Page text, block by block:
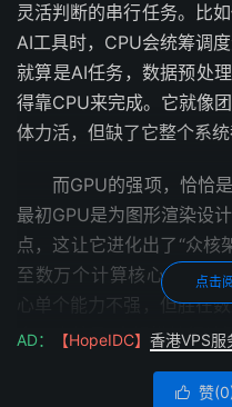
灵活判断的串行任务。比
AI工具时，CPU会统筹调
就算是AI任务，数据预处
得靠CPU来完成。它就像
体力活，但缺了它整个系统
而GPU的强项，恰恰是
最初GPU是为图形渲染设
点，这让它进化出了“众
至数万个计算核心（比如
心单个能力不强，但胜在
令，也就是“大规模并行计
GPU的“大军团”模式刚好
点击
AD： 【HopeIDC】 香港VPS
 赞(0